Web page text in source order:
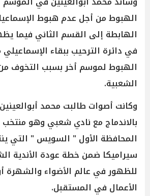
الهبوط من أجل عدم هبوط
الهابطة إلى القسم الثاني فيما
في دائرة الترحيب ببقاء
الهبوط لموسم أخر بسبب التخوف من
الشعبية.
وكانت أصوات طالبت محمد
بالاندماج مع نادي شعبي وهو
المحافظة الأول " السويس " التي
سيراميكا ضمن خطة عودة الأندية
للظهور في عالم الأضواء والشهرة
الأعمال في المستقبل.